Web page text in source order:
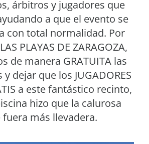
árbitros y jugadores que
a que el evento se
con total normalidad. Por
PLAYAS DE ZARAGOZA,
de manera GRATUITA las
dejar que los JUGADORES
a este fantástico recinto,
hizo que la calurosa
más llevadera.